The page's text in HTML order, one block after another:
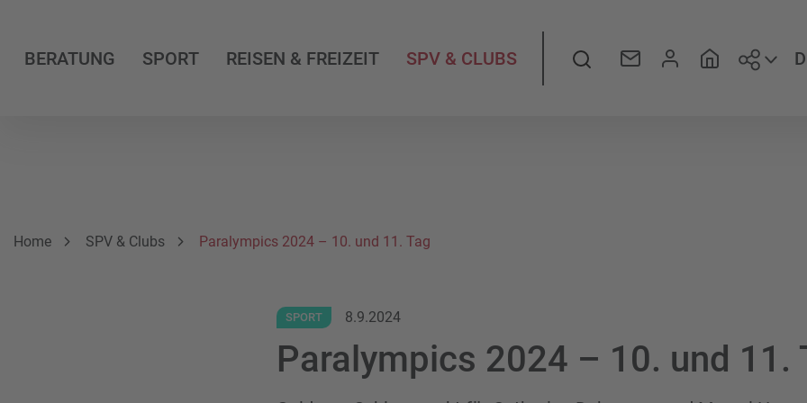
BERATUNG SPORT REISEN & FREIZEIT SPV & CLUBS Suche
Breadcrumbnavigation
Sie befinden sich hier:
Home SPV & Clubs Paralympics 2024 – 10. und 11. Tag
SPORT 8.9.2024
Paralympics 2024 – 10. und 11.